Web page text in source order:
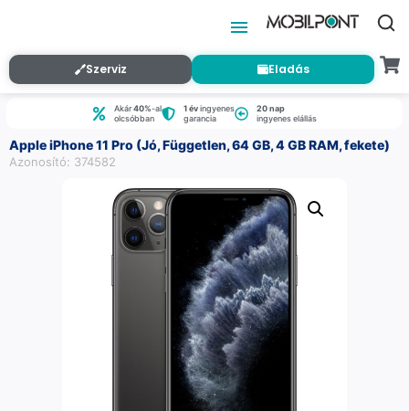
Szerviz Eladás
Akár40%-al
olcsóbban
1 évingyenes
garancia
20 nap
ingyenes elállás
Apple iPhone 11 Pro (Jó, Független, 64 GB, 4 GB RAM, fekete)
Azonosító: 374582